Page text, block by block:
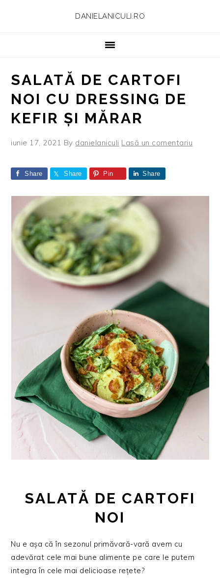
DANIELANICULI.RO
SALATĂ DE CARTOFI
NOI CU DRESSING DE
KEFIR ȘI MĂRAR
iunie 17, 2021 By danielaniculi Lasă un comentariu
Share Share Pin Share
SALATĂ DE CARTOFI
NOI
Nu e așa că în sezonul primăvară-vară avem cu
adevărat cele mai bune alimente pe care le putem
integra în cele mai delicioase rețete?